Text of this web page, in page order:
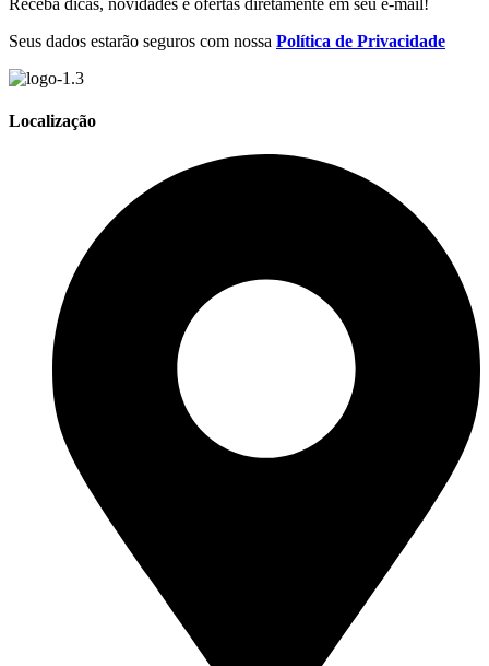
Seus dados estarão seguros com nossa Política de Privacidade
Localização